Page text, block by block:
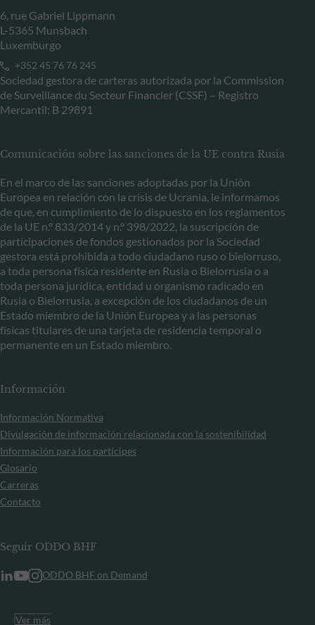
6, rue Gabriel Lippmann
L-5365 Munsbach
Luxemburgo
+352 45 76 76 245
Sociedad gestora de carteras autorizada por la Commission
de Surveillance du Secteur Financier (CSSF) – Registro
Mercantil: B 29891
Comunicación sobre las sanciones de la UE contra Rusia
En el marco de las sanciones adoptadas por la Unión
Europea en relación con la crisis de Ucrania, le informamos
de que, en cumplimiento de lo dispuesto en los reglamentos
de la UE n.º 833/2014 y n.º 398/2022, la suscripción de
participaciones de fondos gestionados por la Sociedad
gestora está prohibida a todo ciudadano ruso o bielorruso,
a toda persona física residente en Rusia o Bielorrusia o a
toda persona jurídica, entidad u organismo radicado en
Rusia o Bielorrusia, a excepción de los ciudadanos de un
Estado miembro de la Unión Europea y a las personas
físicas titulares de una tarjeta de residencia temporal o
permanente en un Estado miembro.
Información
Información Normativa
Divulgación de información relacionada con la sostenibilidad
Información para los partícipes
Glosario
Carreras
Contacto
Seguir ODDO BHF
ODDO BHF on Demand
Ver más